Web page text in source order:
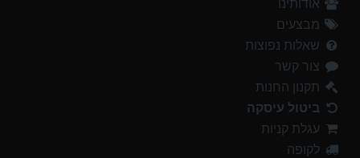
אודותינו
מבצעים
שאלות נפוצות
צור קשר
תקנון החנות
ביטול עיסקה
עגלת קניות
לקופה
אוהל משפחתי ל 8 GURO Panorama 8P v2
999.00 ₪
אוהל משפחתי ל 6 GURO Panorama 6P v2
699.00 ₪